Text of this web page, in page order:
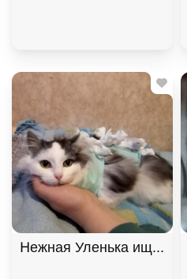
Нежная Уленька ищет